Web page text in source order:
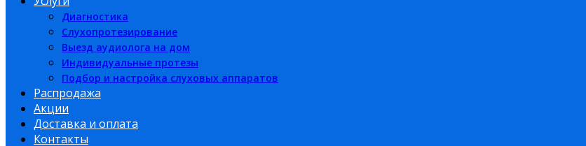
Диагностика
Слухопротезирование
Выезд аудиолога на дом
Индивидуальные протезы
Подбор и настройка слуховых аппаратов
Распродажа
Акции
Доставка и оплата
Контакты